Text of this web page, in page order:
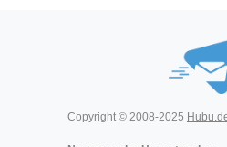
Copyright © 2008-2025